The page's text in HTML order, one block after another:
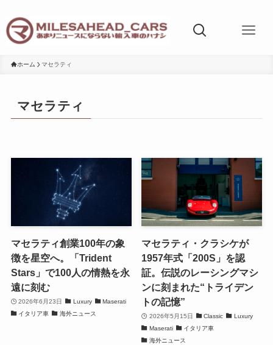
ホーム マセラティ
マセラティ
マセラティ創業100年の象
徴を星空へ。「Trident
Stars」で100人の情熱を永
遠に刻む
2026年6月23日 Luxury
Maserati
イタリア車
海外ニュース
マセラティ・クラシケが
1957年式「200S」を認
証。伝説のレーシングマシ
ンに刻まれた“トライデン
トの記憶”
2026年5月15日 Classic
Luxury
Maserati
イタリア車
海外ニュース